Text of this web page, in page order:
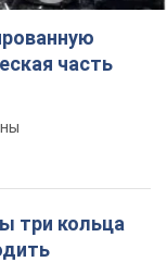
часть
три кольца